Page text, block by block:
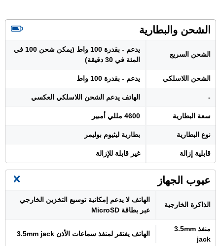
الشحن والبطارية
الشحن السريع
يدعم - بقدرة 100 واط (يمكن شحن 100 في
المئة في 30 دقيقة)
الشحن اللاسلكي يدعم - بقدرة 100 واط
- الهاتف يدعم الشحن اللاسلكي العكسي
سعة البطارية 4600 مللي أمبير
نوع البطارية بطارية ليثيوم بوليمر
قابلية إزالة غير قابلة للإزالة
عيوب الجهاز
الذاكرة الخارجية
الهاتف لا يدعم إمكانية توسيع التخزين الخارجي
عبر بطاقة MicroSD
منفذ 3.5mm
jack
الهاتف يفتقر لمنفذ سماعات الأذن 3.5mm jack